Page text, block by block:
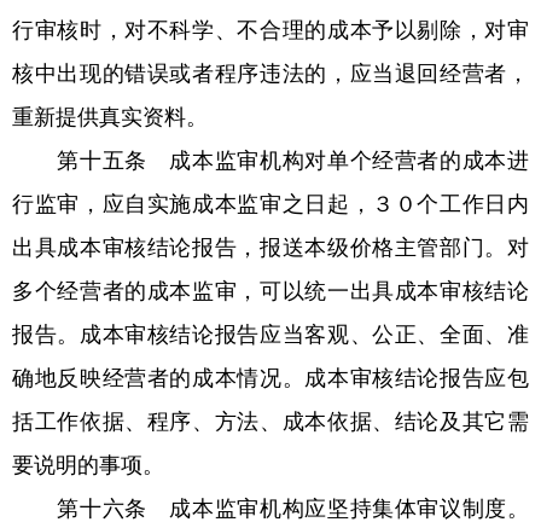
行审核时，对不科学、不合理的成本予以剔除，对审
核中出现的错误或者程序违法的，应当退回经营者，
重新提供真实资料。
第十五条 成本监审机构对单个经营者的成本进
行监审，应自实施成本监审之日起，３０个工作日内
出具成本审核结论报告，报送本级价格主管部门。对
多个经营者的成本监审，可以统一出具成本审核结论
报告。成本审核结论报告应当客观、公正、全面、准
确地反映经营者的成本情况。成本审核结论报告应包
括工作依据、程序、方法、成本依据、结论及其它需
要说明的事项。
第十六条 成本监审机构应坚持集体审议制度。